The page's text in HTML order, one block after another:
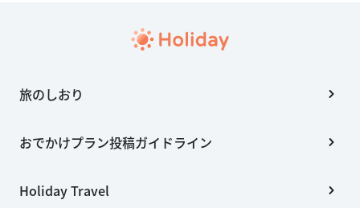
旅のしおり
おでかけプラン投稿ガイドライン
Holiday Travel